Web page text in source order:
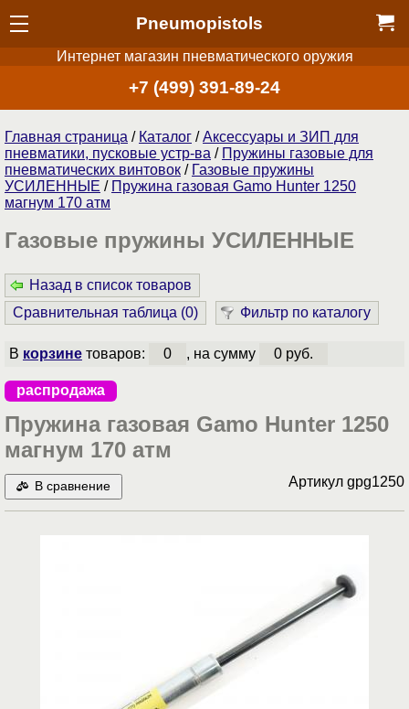
Pneumopistols
Интернет магазин пневматического оружия
+7 (499) 391-89-24
Главная страница / Каталог /Аксессуары и ЗИП для
пневматики, пусковые устр-ва / Пружины газовые для
пневматических винтовок / Газовые пружины
УСИЛЕННЫЕ / Пружина газовая Gamo Hunter 1250
магнум 170 атм
Газовые пружины УСИЛЕННЫЕ
Назад в список товаров
Сравнительная таблица (0) Фильтр по каталогу
В корзинетоваров: 0 , на сумму 0 руб.
распродажа
Пружина газовая Gamo Hunter 1250
магнум 170 атм
В сравнение Артикул gpg1250